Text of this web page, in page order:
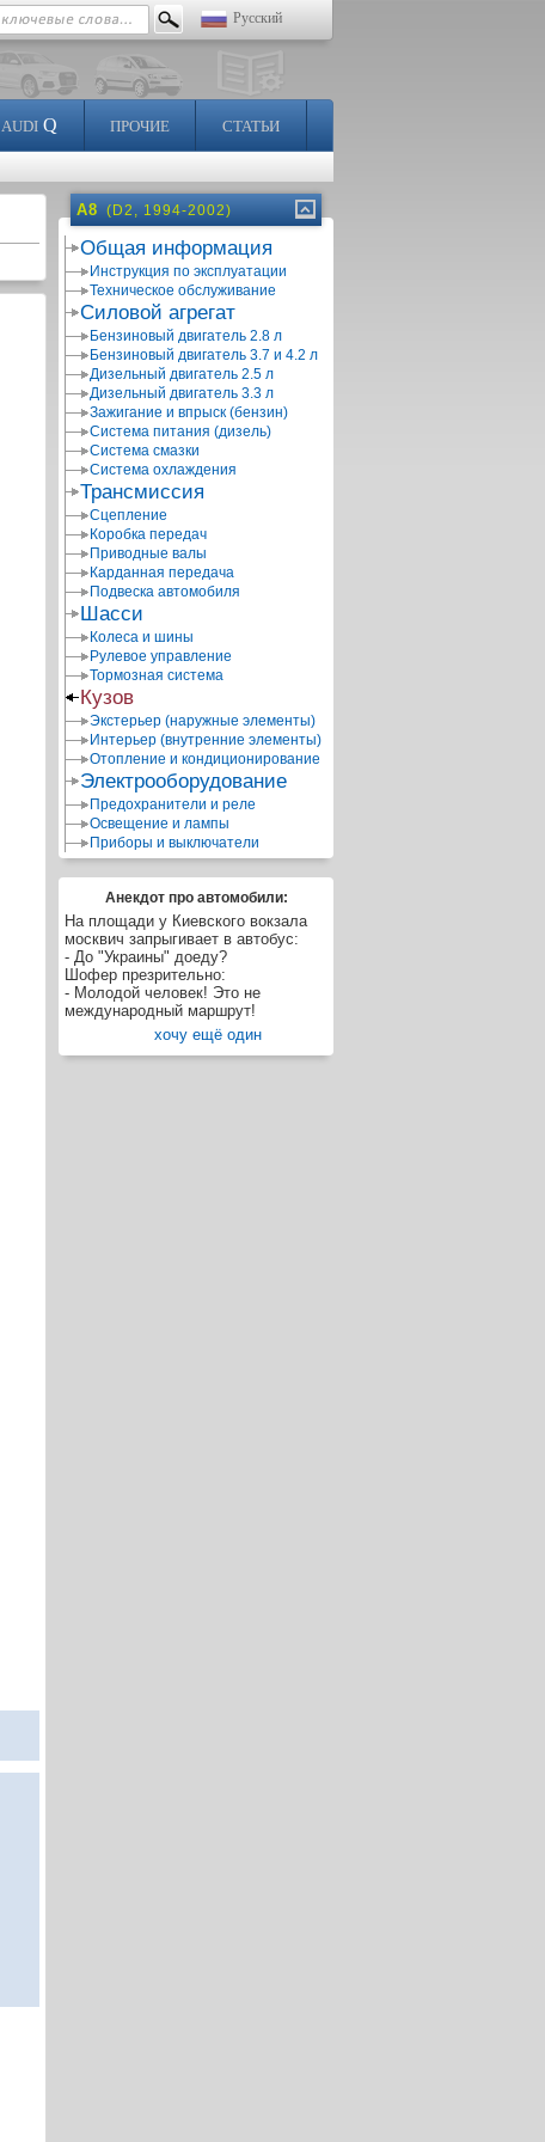
Русский
AUDIQ ПРОЧИЕ СТАТЬИ
A8 (D2, 1994-2002)
Общая информация
Инструкция по эксплуатации
Техническое обслуживание
Силовой агрегат
Бензиновый двигатель 2.8 л
Бензиновый двигатель 3.7 и 4.2 л
Дизельный двигатель 2.5 л
Дизельный двигатель 3.3 л
Зажигание и впрыск (бензин)
Система питания (дизель)
Система смазки
Система охлаждения
Трансмиссия
Сцепление
Коробка передач
Приводные валы
Карданная передача
Подвеска автомобиля
Шасси
Колеса и шины
Рулевое управление
Тормозная система
Кузов
Экстерьер (наружные элементы)
Интерьер (внутренние элементы)
Отопление и кондиционирование
Электрооборудование
Предохранители и реле
Освещение и лампы
Приборы и выключатели
Анекдот про автомобили:
На площади у Киевского вокзала
москвич запрыгивает в автобус:
- До "Украины" доеду?
Шофер презрительно:
- Молодой человек! Это не
международный маршрут!
хочу ещё один